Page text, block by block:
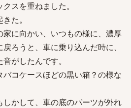
スを重ねました。
た。
に向かい、いつもの様に、濃厚
ろうと、車に乗り込んだ時に、
がしたんです。
コケースほどの黒い箱？の様な
かして、車の底のパーツが外れ